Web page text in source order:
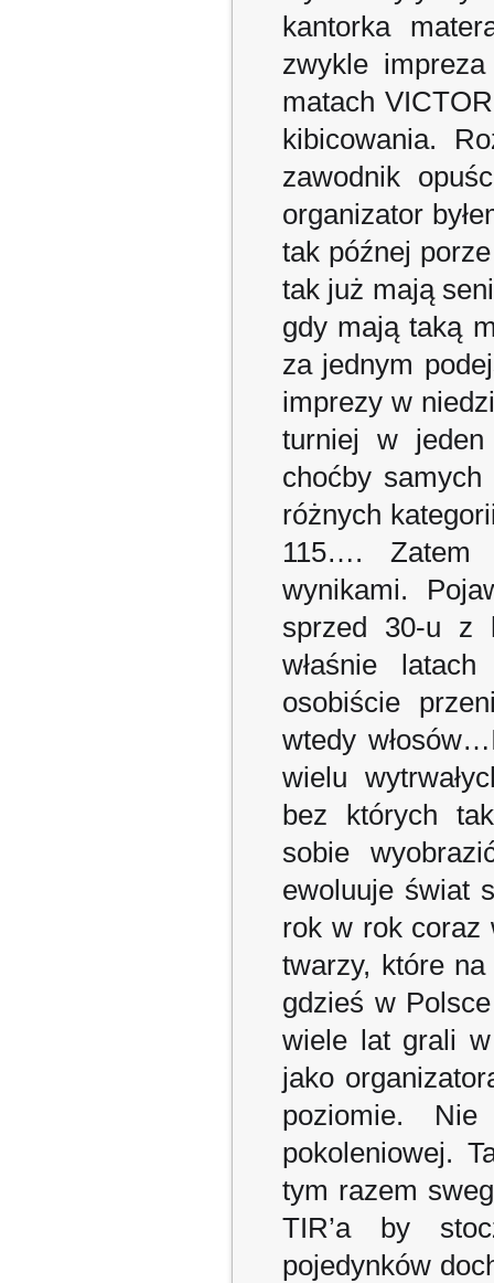
kantorka
zwykle
matach
kibicowania.
zawodnik
organizator
tak późnej
tak już mają
gdy mają taką
za jednym
imprezy w
turniej w
choćby samych
różnych
115…. Zatem
wynikami.
sprzed 30-u z
właśnie
osobiście
wtedy
wielu
bez których
sobie
ewoluuje świat
rok w rok coraz
twarzy, które
gdzieś w
wiele lat grali
jako
poziomie.
pokoleniowej.
tym razem
TIR’a by
pojedynków